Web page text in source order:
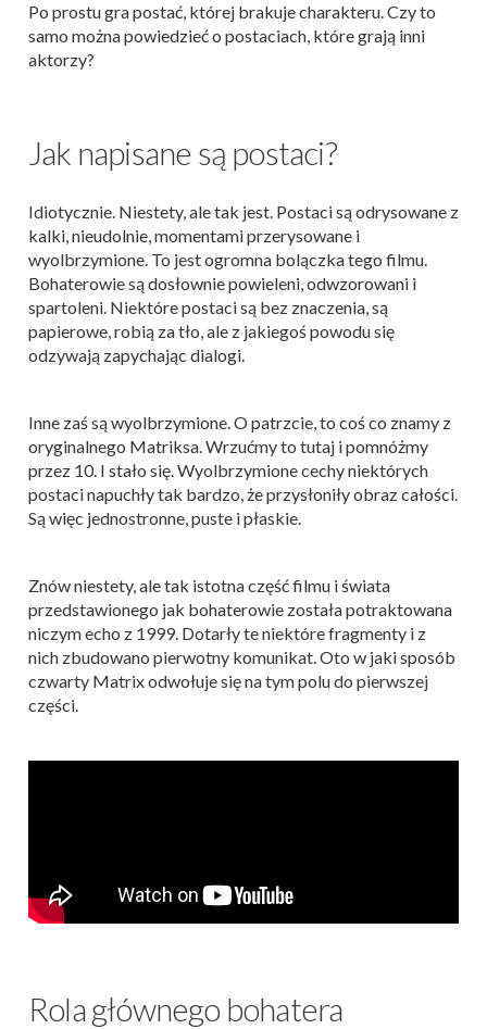
Po prostu gra postać, której brakuje charakteru. Czy to
samo można powiedzieć o postaciach, które grają inni
aktorzy?
Jak napisane są postaci?
Idiotycznie. Niestety, ale tak jest. Postaci są odrysowane z
kalki, nieudolnie, momentami przerysowane i
wyolbrzymione. To jest ogromna bolączka tego filmu.
Bohaterowie są dosłownie powieleni, odwzorowani i
spartoleni. Niektóre postaci są bez znaczenia, są
papierowe, robią za tło, ale z jakiegoś powodu się
odzywają zapychając dialogi.
Inne zaś są wyolbrzymione. O patrzcie, to coś co znamy z
oryginalnego Matriksa. Wrzućmy to tutaj i pomnóżmy
przez 10. I stało się. Wyolbrzymione cechy niektórych
postaci napuchły tak bardzo, że przysłoniły obraz całości.
Są więc jednostronne, puste i płaskie.
Znów niestety, ale tak istotna część filmu i świata
przedstawionego jak bohaterowie została potraktowana
niczym echo z 1999. Dotarły te niektóre fragmenty i z
nich zbudowano pierwotny komunikat. Oto w jaki sposób
czwarty Matrix odwołuje się na tym polu do pierwszej
części.
Rola głównego bohatera